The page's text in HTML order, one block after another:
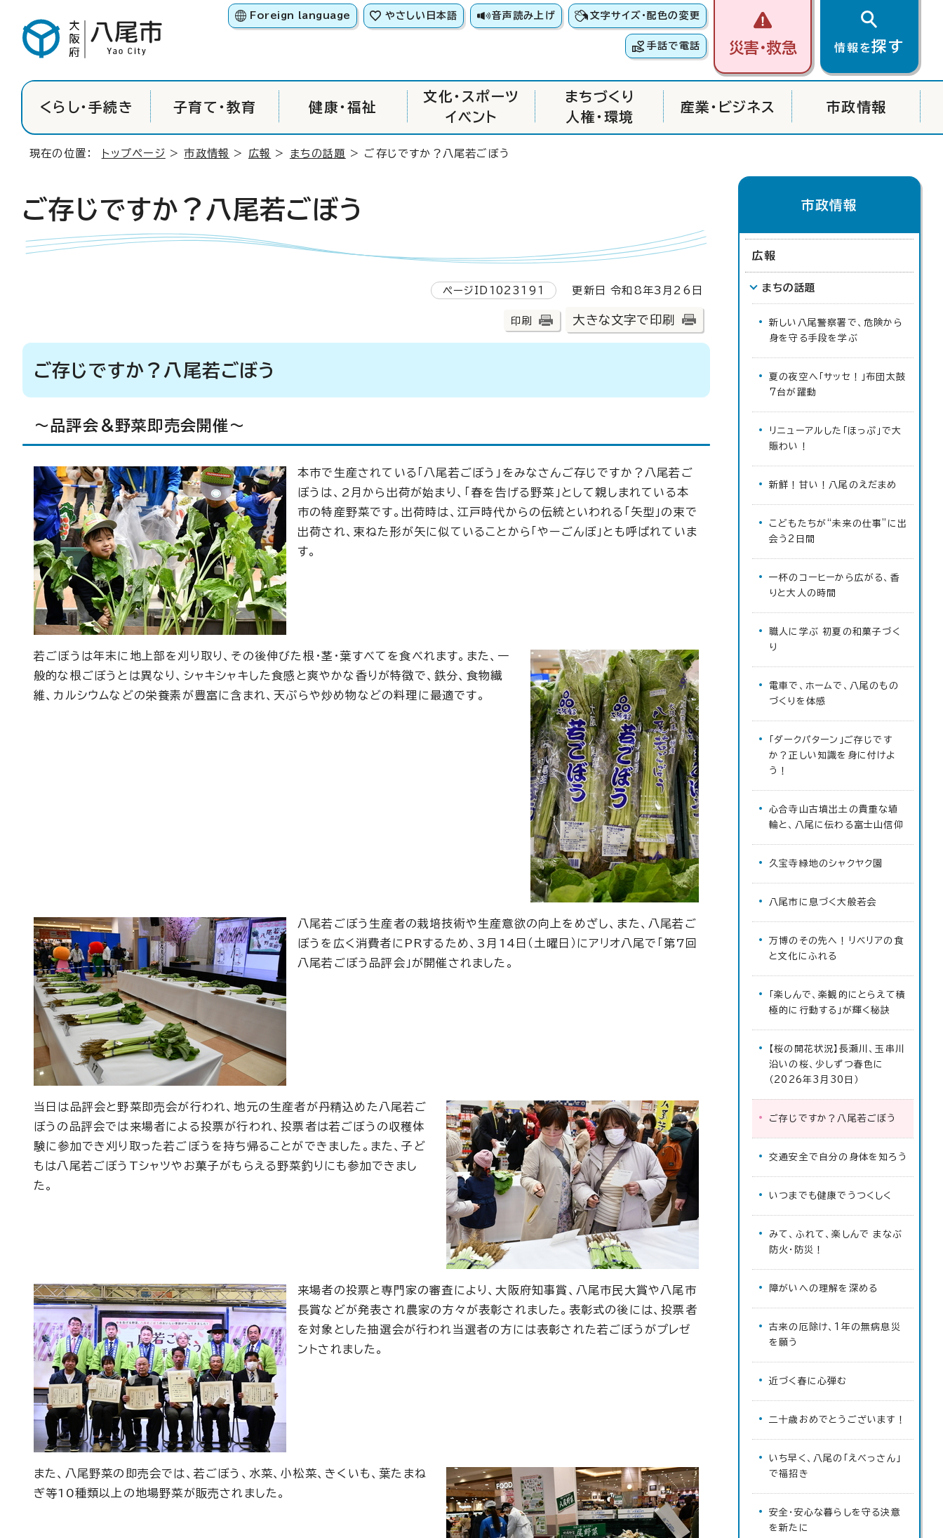
Foreign language やさしい日本語 音声読み上げ 文字サイズ・配色の変更
手話で電話 災害・救急 情報を探す
くらし・手続き 子育て・教育 健康・福祉
文化・スポーツ
イベント
まちづくり
人権・環境
産業・ビジネス 市政情報
現在の位置： トップページ >市政情報 > 広報 > まちの話題 > ご存じですか？八尾若ごぼう
ご存じですか？八尾若ごぼう
ページID1023191 更新日 令和8年3月26日
印刷 大きな文字で印刷
ご存じですか？八尾若ごぼう
～品評会＆野菜即売会開催～
本市で生産されている「八尾若ごぼう」をみなさんご存じですか？八尾若ご
ぼうは、2月から出荷が始まり、「春を告げる野菜」として親しまれている本
市の特産野菜です。出荷時は、江戸時代からの伝統といわれる「矢型」の束で
出荷され、束ねた形が矢に似ていることから「やーごんぼ」とも呼ばれていま
す。
若ごぼうは年末に地上部を刈り取り、その後伸びた根・茎・葉すべてを食べれます。また、一
般的な根ごぼうとは異なり、シャキシャキした食感と爽やかな香りが特徴で、鉄分、食物繊
維、カルシウムなどの栄養素が豊富に含まれ、天ぷらや炒め物などの料理に最適です。
八尾若ごぼう生産者の栽培技術や生産意欲の向上をめざし、また、八尾若ご
ぼうを広く消費者にPRするため、3月14日（土曜日）にアリオ八尾で「第7回
八尾若ごぼう品評会」が開催されました。
当日は品評会と野菜即売会が行われ、地元の生産者が丹精込めた八尾若ご
ぼうの品評会では来場者による投票が行われ、投票者は若ごぼうの収穫体
験に参加でき刈り取った若ごぼうを持ち帰ることができました。また、子ど
もは八尾若ごぼうTシャツやお菓子がもらえる野菜釣りにも参加できまし
た。
来場者の投票と専門家の審査により、大阪府知事賞、八尾市民大賞や八尾市
長賞などが発表され農家の方々が表彰されました。表彰式の後には、投票者
を対象とした抽選会が行われ当選者の方には表彰された若ごぼうがプレゼ
ントされました。
また、八尾野菜の即売会では、若ごぼう、水菜、小松菜、きくいも、葉たまね
ぎ等10種類以上の地場野菜が販売されました。
市政情報
広報
まちの話題
新しい八尾警察署で、危険から
身を守る手段を学ぶ
夏の夜空へ「サッセ！」布団太鼓
7台が躍動
リニューアルした「ほっぷ」で大
賑わい！
新鮮！甘い！八尾のえだまめ
こどもたちが“未来の仕事”に出
会う2日間
一杯のコーヒーから広がる、香
りと大人の時間
職人に学ぶ 初夏の和菓子づく
り
電車で、ホームで、八尾のもの
づくりを体感
「ダークパターン」ご存じです
か？正しい知識を身に付けよ
う！
心合寺山古墳出土の貴重な埴
輪と、八尾に伝わる富士山信仰
久宝寺緑地のシャクヤク園
八尾市に息づく大般若会
万博のその先へ！リベリアの食
と文化にふれる
「楽しんで、楽観的にとらえて積
極的に行動する」が輝く秘訣
【桜の開花状況】長瀬川、玉串川
沿いの桜、少しずつ春色に
（2026年3月30日）
ご存じですか？八尾若ごぼう
交通安全で自分の身体を知ろう
いつまでも健康でうつくしく
みて、ふれて、楽しんで まなぶ
防火・防災！
障がいへの理解を深める
古来の厄除け、1年の無病息災
を願う
近づく春に心弾む
二十歳おめでとうございます！
いち早く、八尾の「えべっさん」
で福招き
安全・安心な暮らしを守る決意
を新たに